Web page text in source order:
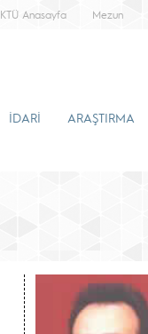
KTÜ Anasayfa Mezun
İDARİ ARAŞTIRMA